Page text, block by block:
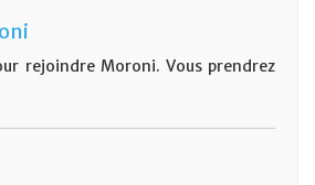
rejoindre Moroni. Vous prendrez